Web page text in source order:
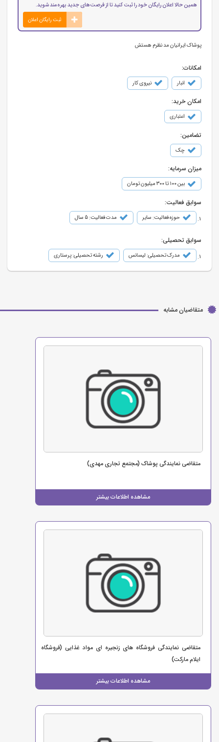
همین حالا اعلان رایگان خود را ثبت کنید تا از فرصت‌های جدید بهره‌مند شوید.
ثبت رایگان اعلان
پوشاک ایرانیان مد نظرم هستش
امکانات:
انبار نیروی کار
امکان خرید:
اعتباری
تضامین:
چک
میزان سرمایه:
بین ۱۰۰ تا ۳۰۰ میلیون تومان
سوابق فعالیت:
حوزه فعالیت: سایر مدت فعالیت: 5 سال
سوابق تحصیلی:
مدرک تحصیلی: لیسانس رشته تحصیلی: پرستاری
متقاضیان مشابه
مشاهده اطلاعات بیشتر
متقاضی نمایندگی پوشاک (مجتمع تجاری مهدی)
مشاهده اطلاعات بیشتر
متقاضی نمایندگی فروشگاه های زنجیره ای مواد غذایی (فروشگاه
ایلام مارکت)